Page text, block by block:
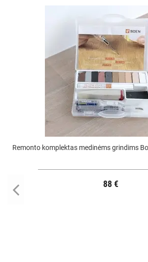
Remonto komplektas medinėms grindims
88 €